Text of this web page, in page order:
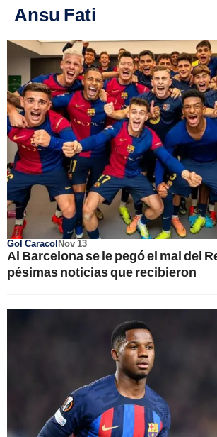
Ansu Fati
Gol CaracolNov 13
Al Barcelona se le pegó el mal del
pésimas noticias que recibieron